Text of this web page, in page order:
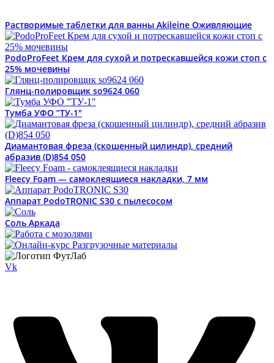
Растворимые таблетки для ванны Akileine Оживляющие
PodoProFeet Крем для сухой и потрескавшейся кожи стоп с
25% мочевины
Глянц-полировщик so9624 060
Тумба УФО ”ТУ-1″
Диамантовая фреза (скошенный цилиндр), средний
абразив (D)854 050
Fleecy Foam — самоклеящиеся накладки, 7 мм
Аппарат PodoTRONIC S30 с пылесосом
Соль Аркада
Vk